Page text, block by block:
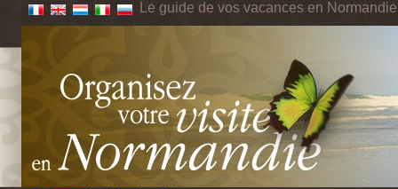
Le guide de vos vacances en Normandie